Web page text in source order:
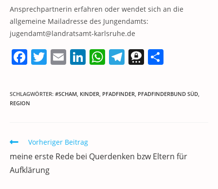
Ansprechpartnerin erfahren oder wendet sich an die
allgemeine Mailadresse des Jungendamts:
jugendamt@landratsamt-karlsruhe.de
F
c
e
o
o
k
T
itt
E
ai
Li
k
W
at
p
T
e
gr
T
re le
SCHLAGWÖRTER: #SCHAM KINDER PFADFINDER PFADFINDERBUND SÜD
REGION
Weitere
ansehen
Vorheriger Beitrag
meine erste Rede bei Querdenken bzw Eltern für
Aufklärung